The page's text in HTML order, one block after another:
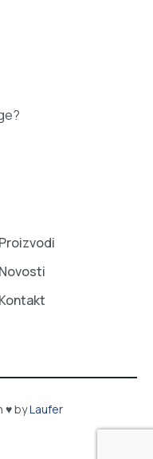
Proizvodi
Novosti
Kontakt
♥ byLaufer